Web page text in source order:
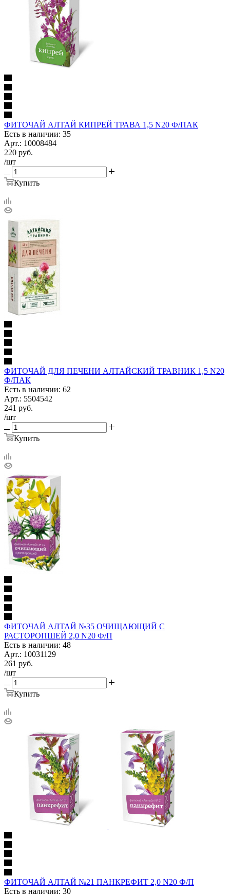
ФИТОЧАЙ АЛТАЙ КИПРЕЙ ТРАВА 1,5 N20 Ф/ПАК
Есть в наличии: 35
Арт.: 10008484
220 руб.
/шт
Купить
ФИТОЧАЙ ДЛЯ ПЕЧЕНИ АЛТАЙСКИЙ ТРАВНИК 1,5 N20
Ф/ПАК
Есть в наличии: 62
Арт.: 5504542
241 руб.
/шт
Купить
ФИТОЧАЙ АЛТАЙ №35 ОЧИЩАЮЩИЙ С
РАСТОРОПШЕЙ 2,0 N20 Ф/П
Есть в наличии: 48
Арт.: 10031129
261 руб.
/шт
Купить
ФИТОЧАЙ АЛТАЙ №21 ПАНКРЕФИТ 2,0 N20 Ф/П
Есть в наличии: 30